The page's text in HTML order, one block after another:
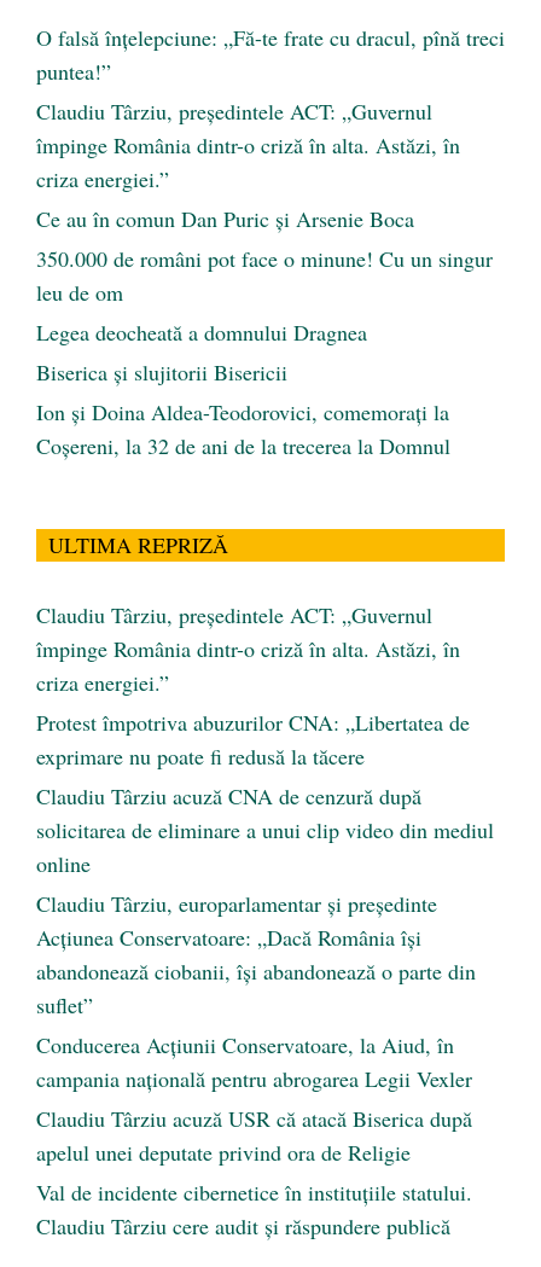
O falsă înțelepciune: „Fă-te frate cu dracul, pînă treci
puntea!”
Claudiu Târziu, președintele ACT: „Guvernul
împinge România dintr-o criză în alta. Astăzi, în
criza energiei.”
Ce au în comun Dan Puric şi Arsenie Boca
350.000 de români pot face o minune! Cu un singur
leu de om
Legea deocheată a domnului Dragnea
Biserica și slujitorii Bisericii
Ion și Doina Aldea-Teodorovici, comemorați la
Coșereni, la 32 de ani de la trecerea la Domnul
ULTIMA REPRIZĂ
Claudiu Târziu, președintele ACT: „Guvernul
împinge România dintr-o criză în alta. Astăzi, în
criza energiei.”
Protest împotriva abuzurilor CNA: „Libertatea de
exprimare nu poate fi redusă la tăcere
Claudiu Târziu acuză CNA de cenzură după
solicitarea de eliminare a unui clip video din mediul
online
Claudiu Târziu, europarlamentar și președinte
Acțiunea Conservatoare: „Dacă România își
abandonează ciobanii, își abandonează o parte din
suflet”
Conducerea Acțiunii Conservatoare, la Aiud, în
campania națională pentru abrogarea Legii Vexler
Claudiu Târziu acuză USR că atacă Biserica după
apelul unei deputate privind ora de Religie
Val de incidente cibernetice în instituțiile statului.
Claudiu Târziu cere audit și răspundere publică